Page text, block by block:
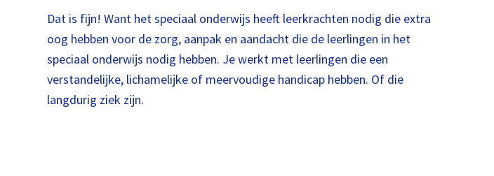
Dat is fijn! Want het speciaal onderwijs heeft leerkrachten nodig die extra
oog hebben voor de zorg, aanpak en aandacht die de leerlingen in het
speciaal onderwijs nodig hebben. Je werkt met leerlingen die een
verstandelijke, lichamelijke of meervoudige handicap hebben. Of die
langdurig ziek zijn.